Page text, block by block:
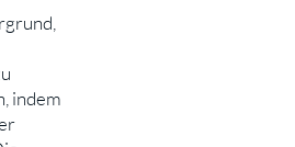
indem